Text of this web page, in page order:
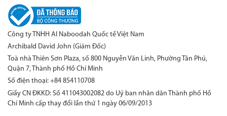
Công ty TNHH Al Naboodah Quốc tế Việt Nam
Archibald David John (Giám Đốc)
Toà nhà Thiên Sơn Plaza, số 800 Nguyễn Văn Linh, Phường Tân Phú,
Quận 7, Thành phố Hồ Chí Minh
Số điện thoại: +84 854110708
Giấy CN ĐKKD: Số 411043002082 do Uỷ ban nhân dân Thành phố Hồ
Chí Minh cấp thay đổi lần thứ 1 ngày 06/09/2013